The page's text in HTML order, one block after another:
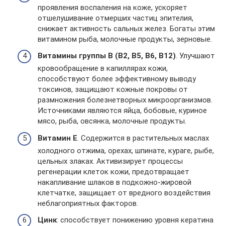
проявления воспаления на коже, ускоряет
отшелушивание отмерших частиц эпителия,
снижает активность сальных желез. Богаты этим
витамином рыба, молочные продукты, зерновые.
Витамины группы В (В2, В5, В6, В12). Улучшают
кровообращение в капиллярах кожи,
способствуют более эффективному выводу
токсинов, защищают кожные покровы от
размножения болезнетворных микроорганизмов.
Источниками являются яйца, бобовые, куриное
мясо, рыба, овсянка, молочные продукты.
Витамин Е . Содержится в растительных маслах
холодного отжима, орехах, шпинате, кураге, рыбе,
цельных злаках. Активизирует процессы
регенерации клеток кожи, предотвращает
накапливание шлаков в подкожно-жировой
клетчатке, защищает от вредного воздействия
неблагоприятных факторов.
Цинк: способствует понижению уровня кератина